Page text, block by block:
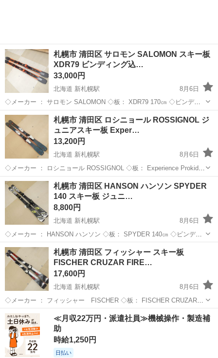
札幌市 清田区 サロモン SALOMON スキー板
XDR79 ビンディング込…
33,000円
北海道 新札幌駅
8月6日
◇メーカー ： サロモン SALOMON ◇板： XDR79 170㎝ ◇ビンディ
ング：SALOMON XT10 ◇ソール長:262㎜-382㎜ 当方専門ではないた
め、年代や仕様・状態など詳しい...
北海道 札幌市 新札幌駅 スキー
札幌市 清田区 ロシニョール ROSSIGNOL ジ
ュニアスキー板 Exper…
13,200円
北海道 新札幌駅
8月6日
◇メーカー ： ロシニョール ROSSIGNOL ◇板： Experience Prokids
128㎝ ◇ビンディング：Look KiD4 ◇ソール長:205㎜-304㎜ 当方専門
ではない...
北海道 札幌市 新札幌駅 スキー
札幌市 清田区 HANSON ハンソン SPYDER
140 スキー板 ジュニ…
8,800円
北海道 新札幌駅
8月6日
◇メーカー ： HANSON ハンソン ◇板： SPYDER 140㎝ ◇ビンディ
ング：TUROLLIA LRX4.5 ◇ソール長:239㎜-323㎜ 当方専門ではない
ため、年代や仕様・状態...
北海道 札幌市 新札幌駅 スキー
札幌市 清田区 フィッシャー スキー板
FISCHER CRUZAR FIRE…
17,600円
北海道 新札幌駅
8月6日
◇メーカー ： フィッシャー FISCHER ◇板： FISCHER CRUZAR
FIRE ◇ビンディング：FISCHER RS9 ◇ソール長:263㎜-347㎜ 当方専
門ではないため、年代...
北海道 札幌市 新札幌駅 スキー ビンディング
≪月収22万円・派遣社員≫機械操作・製造補
助
時給1,250円
日払い